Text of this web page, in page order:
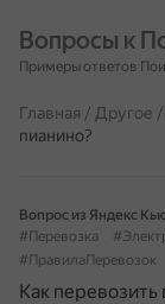
Вопросы к
Примеры ответов
Главная / Другое /
пианино?
Вопрос из Яндекс
#Перевозка
#ПравилаПеревозок
Как